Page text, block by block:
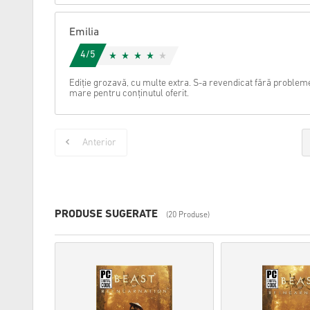
Emilia
4/5
Ediție grozavă, cu multe extra. S-a revendicat fără
mare pentru conținutul oferit.
Anterior
PRODUSE SUGERATE (20 Produse)